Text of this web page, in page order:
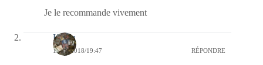
Je le recommande vivement
Kévin
11/05/2018/19:47 RÉPONDRE